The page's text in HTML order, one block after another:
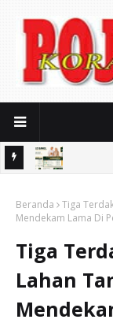
Jamaah
Beranda
Tiga
Mendekam Lama Di
Tiga
Lahan